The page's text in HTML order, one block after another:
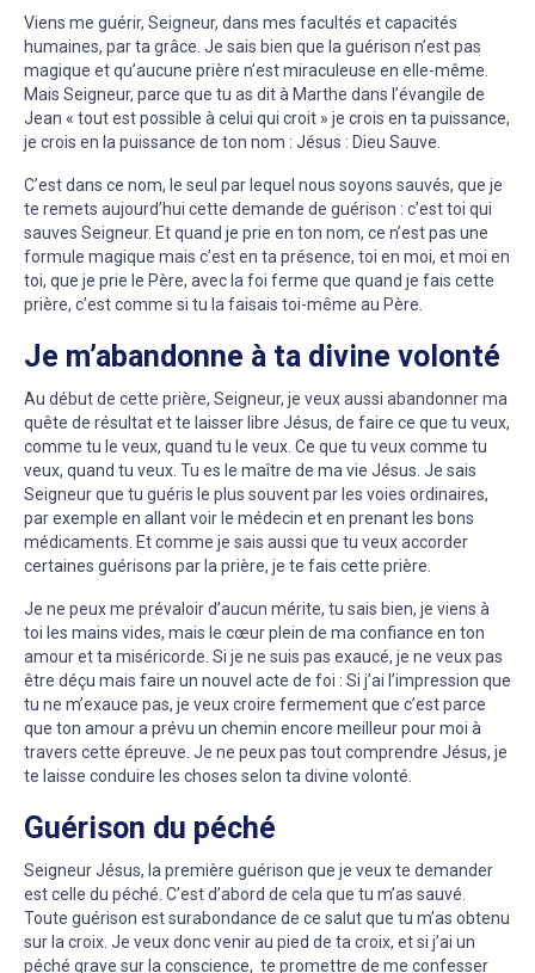
Viens me guérir, Seigneur, dans mes facultés et capacités
humaines, par ta grâce. Je sais bien que la guérison n’est pas
magique et qu’aucune prière n’est miraculeuse en elle-même.
Mais Seigneur, parce que tu as dit à Marthe dans l’évangile de
Jean « tout est possible à celui qui croit » je crois en ta puissance,
je crois en la puissance de ton nom : Jésus : Dieu Sauve.
C’est dans ce nom, le seul par lequel nous soyons sauvés, que je
te remets aujourd’hui cette demande de guérison : c’est toi qui
sauves Seigneur. Et quand je prie en ton nom, ce n’est pas une
formule magique mais c’est en ta présence, toi en moi, et moi en
toi, que je prie le Père, avec la foi ferme que quand je fais cette
prière, c’est comme si tu la faisais toi-même au Père.
Je m’abandonne à ta divine volonté
Au début de cette prière, Seigneur, je veux aussi abandonner ma
quête de résultat et te laisser libre Jésus, de faire ce que tu veux,
comme tu le veux, quand tu le veux. Ce que tu veux comme tu
veux, quand tu veux. Tu es le maître de ma vie Jésus. Je sais
Seigneur que tu guéris le plus souvent par les voies ordinaires,
par exemple en allant voir le médecin et en prenant les bons
médicaments. Et comme je sais aussi que tu veux accorder
certaines guérisons par la prière, je te fais cette prière.
Je ne peux me prévaloir d’aucun mérite, tu sais bien, je viens à
toi les mains vides, mais le cœur plein de ma confiance en ton
amour et ta miséricorde. Si je ne suis pas exaucé, je ne veux pas
être déçu mais faire un nouvel acte de foi : Si j’ai l’impression que
tu ne m’exauce pas, je veux croire fermement que c’est parce
que ton amour a prévu un chemin encore meilleur pour moi à
travers cette épreuve. Je ne peux pas tout comprendre Jésus, je
te laisse conduire les choses selon ta divine volonté.
Guérison du péché
Seigneur Jésus, la première guérison que je veux te demander
est celle du péché. C’est d’abord de cela que tu m’as sauvé.
Toute guérison est surabondance de ce salut que tu m’as obtenu
sur la croix. Je veux donc venir au pied de ta croix, et si j’ai un
péché grave sur la conscience, te promettre de me confesser